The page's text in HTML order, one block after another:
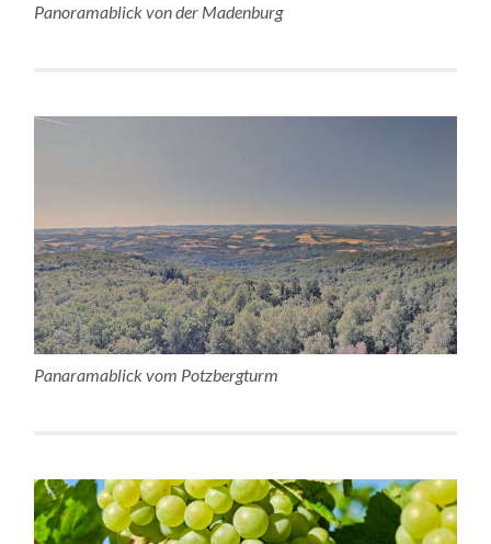
Panoramablick von der Madenburg
Panaramablick vom Potzbergturm